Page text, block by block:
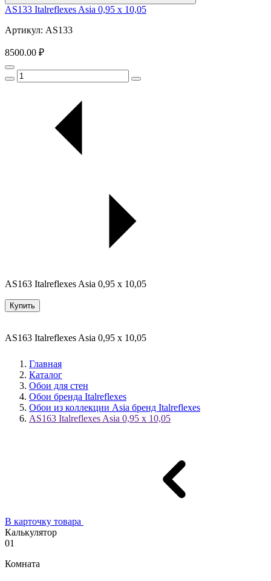
AS133 Italreflexes Asia 0,95 x 10,05
Артикул: AS133
8500.00 ₽
AS163 Italreflexes Asia 0,95 x 10,05
Купить
AS163 Italreflexes Asia 0,95 x 10,05
Главная
Каталог
Обои для стен
Обои бренда Italreflexes
Обои из коллекции Asia бренд Italreflexes
AS163 Italreflexes Asia 0,95 x 10,05
В карточку товара
Калькулятор
01
Комната